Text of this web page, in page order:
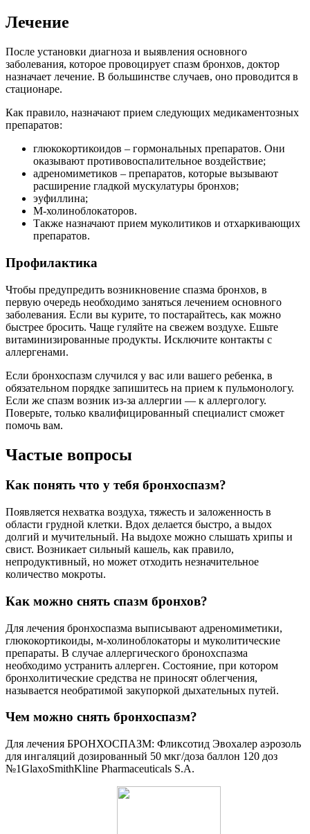
Лечение
После установки диагноза и выявления основного
заболевания, которое провоцирует спазм бронхов, доктор
назначает лечение. В большинстве случаев, оно проводится в
стационаре.
Как правило, назначают прием следующих медикаментозных
препаратов:
глюкокортикоидов – гормональных препаратов. Они
оказывают противовоспалительное воздействие;
адреномиметиков – препаратов, которые вызывают
расширение гладкой мускулатуры бронхов;
эуфиллина;
М-холиноблокаторов.
Также назначают прием муколитиков и отхаркивающих
препаратов.
Профилактика
Чтобы предупредить возникновение спазма бронхов, в
первую очередь необходимо заняться лечением основного
заболевания. Если вы курите, то постарайтесь, как можно
быстрее бросить. Чаще гуляйте на свежем воздухе. Ешьте
витаминизированные продукты. Исключите контакты с
аллергенами.
Если бронхоспазм случился у вас или вашего ребенка, в
обязательном порядке запишитесь на прием к пульмонологу.
Если же спазм возник из-за аллергии — к аллергологу.
Поверьте, только квалифицированный специалист сможет
помочь вам.
Частые вопросы
Как понять что у тебя бронхоспазм?
Появляется нехватка воздуха, тяжесть и заложенность в
области грудной клетки. Вдох делается быстро, а выдох
долгий и мучительный. На выдохе можно слышать хрипы и
свист. Возникает сильный кашель, как правило,
непродуктивный, но может отходить незначительное
количество мокроты.
Как можно снять спазм бронхов?
Для лечения бронхоспазма выписывают адреномиметики,
глюкокортикоиды, м-холиноблокаторы и муколитические
препараты. В случае аллергического бронохспазма
необходимо устранить аллерген. Состояние, при котором
бронхолитические средства не приносят облегчения,
называется необратимой закупоркой дыхательных путей.
Чем можно снять бронхоспазм?
Для лечения БРОНХОСПАЗМ: Фликсотид Эвохалер аэрозоль
для ингаляций дозированный 50 мкг/доза баллон 120 доз
№1GlaxoSmithKline Pharmaceuticals S.A.